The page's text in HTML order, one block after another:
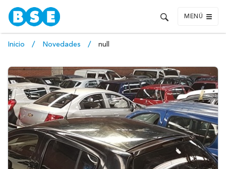
MENÚ
Inicio Novedades null